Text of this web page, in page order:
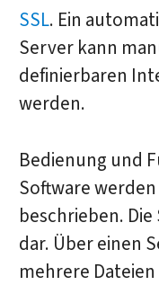
SSL. Ein
Server kann
definierbaren
werden.
Bedienung und
Software
beschrieben.
dar. Über einen
mehrere